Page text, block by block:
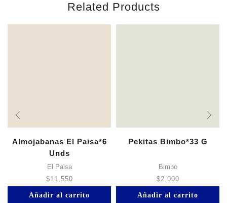
Related Products
Almojabanas El Paisa*6
Unds
El Paisa
$11,550
Añadir al carrito
Pekitas Bimbo*33 G
Bimbo
$2,000
Añadir al carrito